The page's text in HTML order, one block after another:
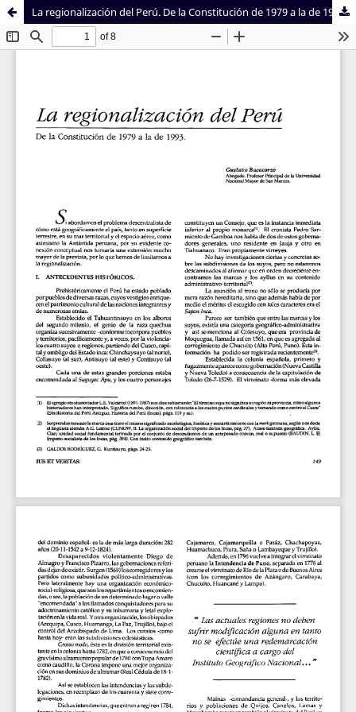
Sistema de
Bibliotecas
Facultad de
Derecho
La regionalización del Perú. De la Constitución de 1979 a la de 1993